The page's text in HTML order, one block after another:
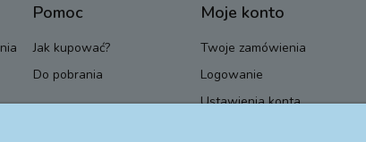
Pomoc
Jak kupować?
Do pobrania
Moje konto
Twoje zamówienia
Logowanie
Ustawienia konta